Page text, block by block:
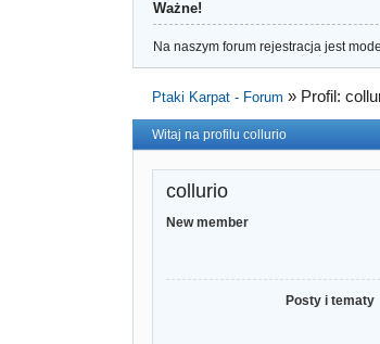
Ważne!
Na naszym forum rejestracja jest
Ptaki Karpat - Forum » Profil:
Witaj na profilu collurio
collurio
New member
Posty i tematy